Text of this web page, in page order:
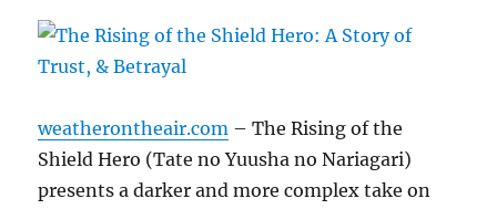
weatherontheair.com – The Rising of the
Shield Hero (Tate no Yuusha no Nariagari)
presents a darker and more complex take on